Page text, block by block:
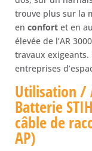
trouve plus sur la
en confort et en
élevée de l’AR
travaux exigeants.
entreprises
Utilisation /
Batterie
câble de
AP)